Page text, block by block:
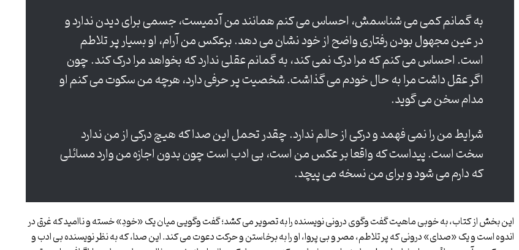
به گمانم کمی می شناسمش، احساس می کنم همانند من آدمیست، جسمی برای دیدن ندارد و
در عین مجهول بودن رفتاری واضح از خود نشان می دهد. برعکس من آرام، او بسیار پر تلاطم
است. احساس می کنم که مرا درک نمی کند، به گمانم عقلی ندارد که بخواهد مرا درک کند. چون
اگر عقل داشت مرا به حال خودم می گذاشت. شخصیت پر حرفی دارد، هرچه من سکوت می کنم او
مدام سخن می گوید.
شرایط من را نمی فهمد و درکی از حالم ندارد. چقدر تحمل این صدا که هیچ درکی از من ندارد
سخت است. پیداست که واقعا بر عکس من است، بی ادب است چون بدون اجازه من وارد مسائلی
که دارم می شود و برای من نسخه می پیچد.
این بخش از کتاب، به خوبی ماهیت گفت وگوی درونی نویسنده را به تصویر می کشد؛ گفت وگویی میان یک «خودِ» خسته و ناامید که غرق در
اندوه است و یک «صدای» درونی که پر تلاطم، مصر و بی پروا، او را به برخاستن و حرکت دعوت می کند. این صدا، که به نظر نویسنده بی ادب و